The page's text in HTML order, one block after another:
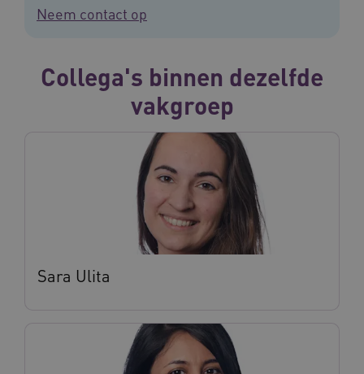
Neem contact op
Collega's binnen dezelfde
vakgroep
Sara Ulita